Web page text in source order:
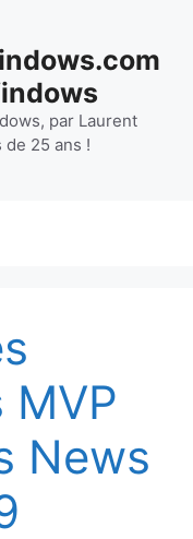
par Laurent
de 25 ans !
MVP
News